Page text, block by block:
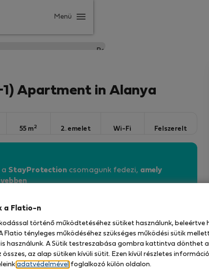
Menü
Apartment in Alanya
55 m2 2. emelet Wi-Fi Felszerelt
a StayProtection csomagunk fedezi, amely
410 m² - Alanya City Center
a Flatio-n
történő működtetéséhez sütiket használunk, beleértve
Flatio tényleges működéséhez szükséges működési sütik
használunk. A Sütik testreszabása gombra kattintva dönthet
az alap sütiken kívüli sütit. Ezen kívül részletes
adatvédelmével foglalkozó külön oldalon.